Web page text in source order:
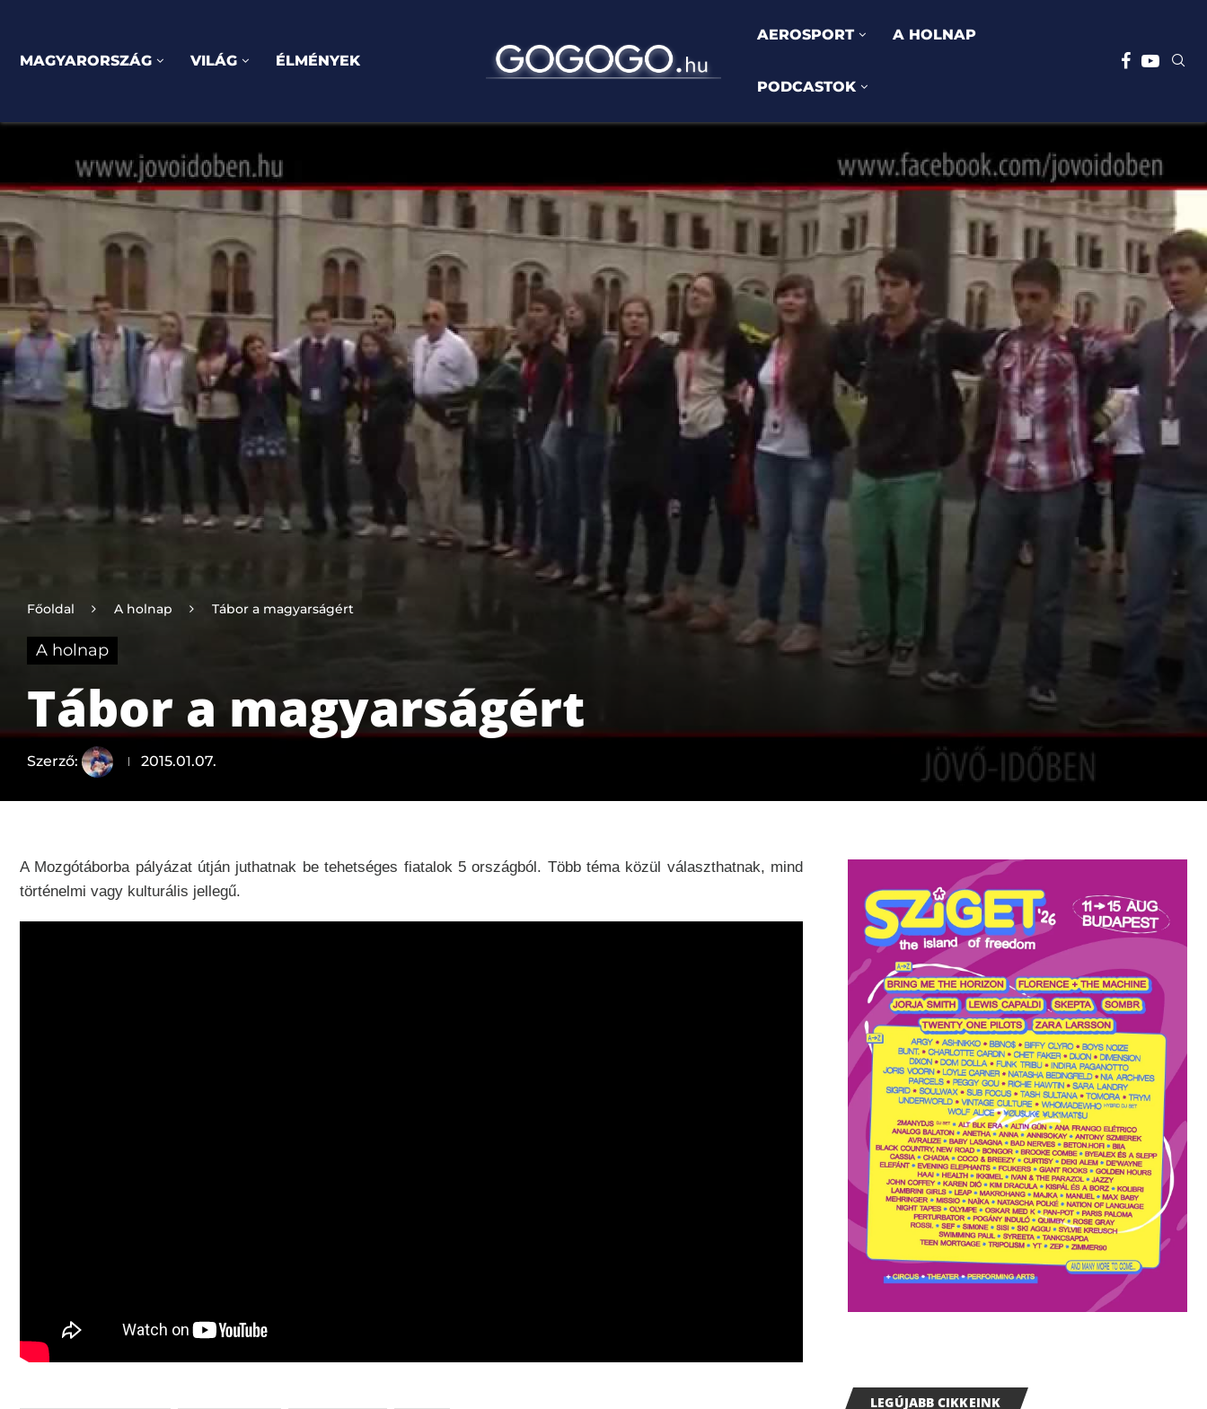
MAGYARORSZÁG VILÁG ÉLMÉNYEK
AEROSPORT A HOLNAP
PODCASTOK
Főoldal A holnap Tábor a magyarságért
A holnap
Tábor a magyarságért
Szerző: 2015.01.07.
A Mozgótáborba pályázat útján juthatnak be tehetséges fiatalok 5 országból. Több téma közül választhatnak, mind
történelmi vagy kulturális jellegű.
LEGÚJABB CIKKEINK